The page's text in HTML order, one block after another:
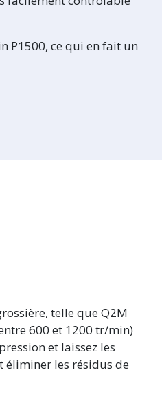
P1500, ce qui en fait un
telle que Q2M
600 et 1200 tr/min)
et laissez les
éliminer les résidus de